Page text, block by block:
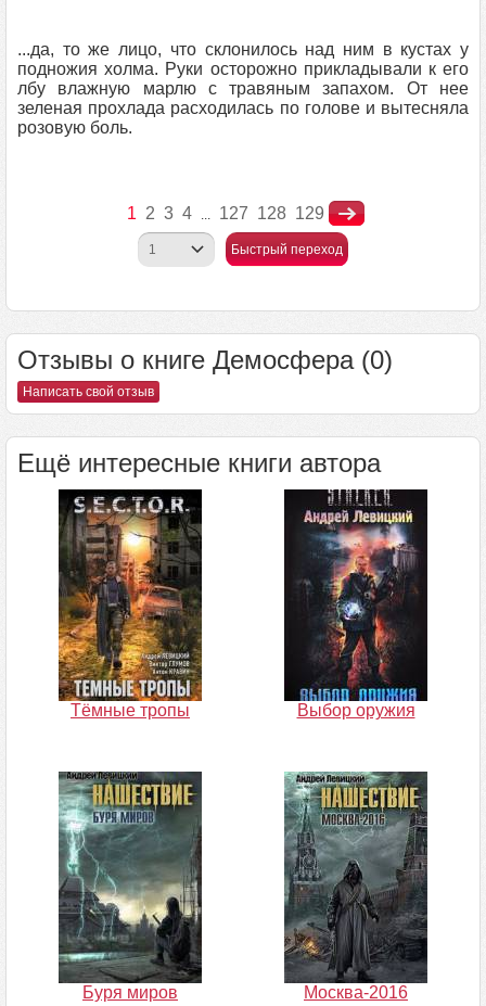
...да, то же лицо, что склонилось над ним в кустах у
подножия холма. Руки осторожно прикладывали к его
лбу влажную марлю с травяным запахом. От нее
зеленая прохлада расходилась по голове и вытесняла
розовую боль.
1 2 3 4 ... 127 128 129
Быстрый переход
Отзывы о книге Демосфера (0)
Написать свой отзыв
Ещё интересные книги автора
Тёмные тропы Выбор оружия
Буря миров Москва-2016